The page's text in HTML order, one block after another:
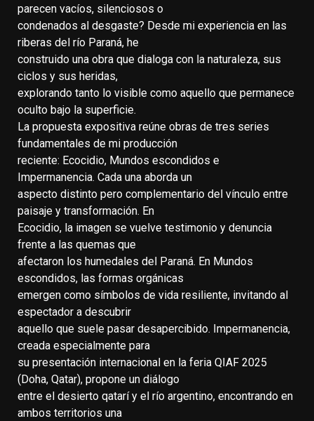
parecen vacíos, silenciosos o
condenados al desgaste? Desde mi experiencia en las
riberas del río Paraná, he
construido una obra que dialoga con la naturaleza, sus
ciclos y sus heridas,
explorando tanto lo visible como aquello que permanece
oculto bajo la superficie.
La propuesta expositiva reúne obras de tres series
fundamentales de mi producción
reciente: Ecocidio, Mundos escondidos e
Impermanencia. Cada una aborda un
aspecto distinto pero complementario del vínculo entre
paisaje y transformación. En
Ecocidio, la imagen se vuelve testimonio y denuncia
frente a las quemas que
afectaron los humedales del Paraná. En Mundos
escondidos, las formas orgánicas
emergen como símbolos de vida resiliente, invitando al
espectador a descubrir
aquello que suele pasar desapercibido. Impermanencia,
creada especialmente para
su presentación internacional en la feria QIAF 2025
(Doha, Qatar), propone un diálogo
entre el desierto qatarí y el río argentino, encontrando en
ambos territorios una